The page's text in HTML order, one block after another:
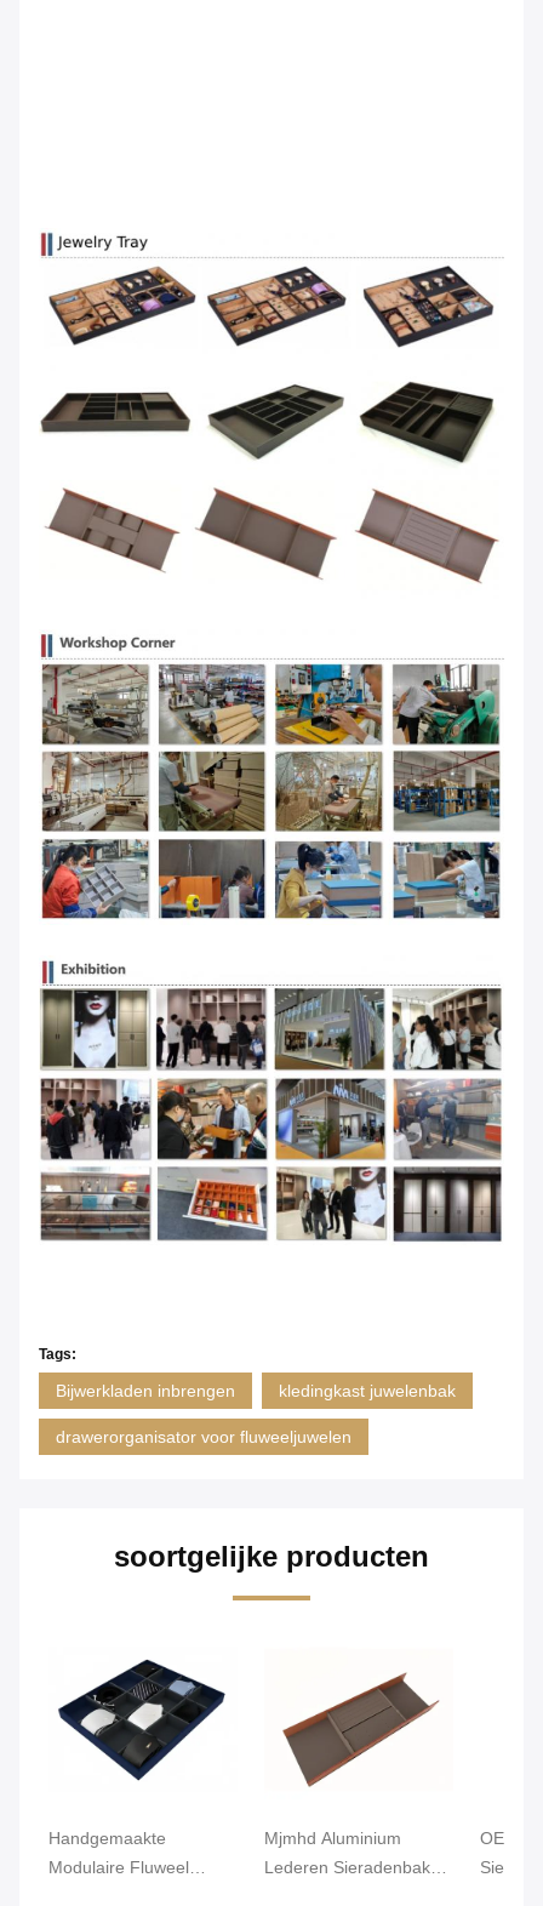
Tags:
Bijwerkladen inbrengen kledingkast juwelenbak
drawerorganisator voor fluweeljuwelen
soortgelijke producten
Handgemaakte
Modulaire Fluweel
Mjmhd Aluminium
Lederen Sieradenbak
OEM